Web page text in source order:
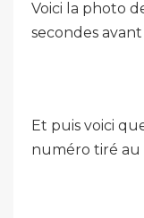
Voici la photo
secondes
Et puis voici
numéro tiré au